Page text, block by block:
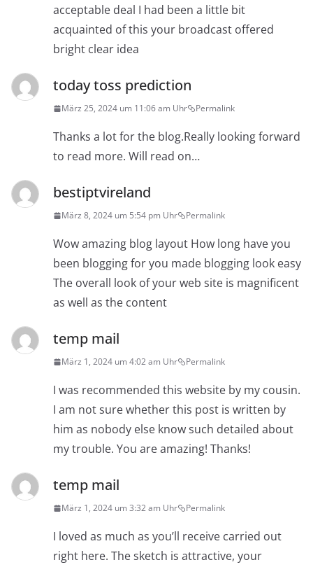
acceptable deal I had been a little bit
acquainted of this your broadcast offered
bright clear idea
today toss prediction
März 25, 2024 um 11:06 am Uhr Permalink
Thanks a lot for the blog.Really looking forward
to read more. Will read on…
bestiptvireland
März 8, 2024 um 5:54 pm Uhr Permalink
Wow amazing blog layout How long have you
been blogging for you made blogging look easy
The overall look of your web site is magnificent
as well as the content
temp mail
März 1, 2024 um 4:02 am Uhr Permalink
I was recommended this website by my cousin.
I am not sure whether this post is written by
him as nobody else know such detailed about
my trouble. You are amazing! Thanks!
temp mail
März 1, 2024 um 3:32 am Uhr Permalink
I loved as much as you’ll receive carried out
right here. The sketch is attractive, your